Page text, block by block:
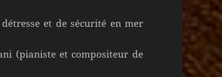
et de sécurité en mer
(pianiste et compositeur de